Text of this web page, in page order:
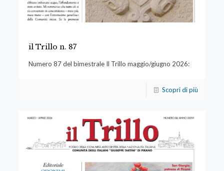
il Trillo n. 87
Numero 87 del bimestrale Il Trillo maggio/giugno 2026:
Scopri di più